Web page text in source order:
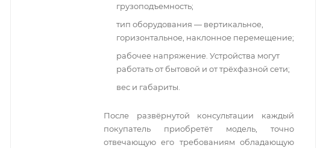
грузоподъемность;
тип оборудования — вертикальное,
горизонтальное, наклонное перемещение;
рабочее напряжение. Устройства могут
работать от бытовой и от трёхфазной сети;
вес и габариты.
После развёрнутой консультации каждый
покупатель приобретёт модель, точно
отвечающую его требованиям обладающую